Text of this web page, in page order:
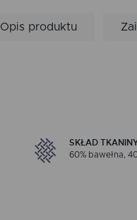
Opis produktu
SKŁAD
60% bawełna,